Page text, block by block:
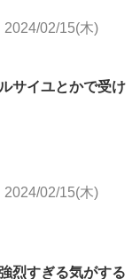
2024/02/15(木)
サイユとかで受け
2024/02/15(木)
烈すぎる気がする